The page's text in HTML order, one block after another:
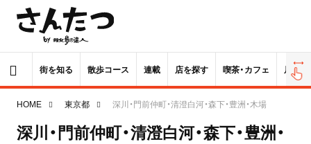
街を知る 散歩コース 連載 店を探す 喫茶・カフェ 居酒屋
HOME 東京都 深川・門前仲町・清澄白河・森下・豊洲・木場
深川・門前仲町・清澄白河・森下・豊洲・